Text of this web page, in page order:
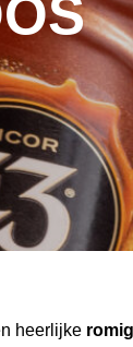
heerlijke